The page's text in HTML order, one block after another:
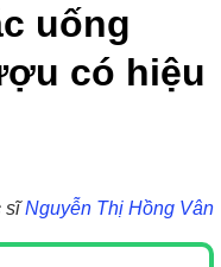
uống
có hiệu
sĩNguyễn Thị Hồng Vân